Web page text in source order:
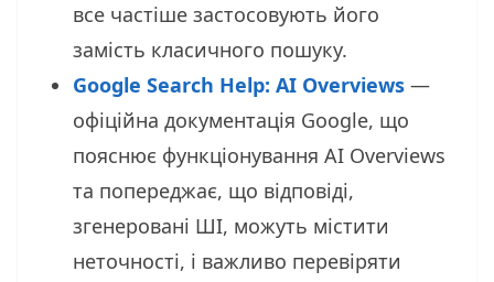
все частіше застосовують його
замість класичного пошуку.
Google Search Help: AI Overviews —
офіційна документація Google, що
пояснює функціонування AI Overviews
та попереджає, що відповіді,
згенеровані ШІ, можуть містити
неточності, і важливо перевіряти